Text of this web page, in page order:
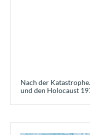
Nach der
und den Holocaust